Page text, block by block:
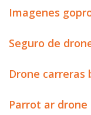
Imagenes
Seguro de
Drone carreras
Parrot ar